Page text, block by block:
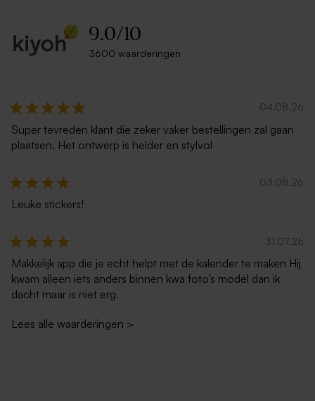
Envelop in ecru met
Zilveren enveloppe met
enveloppe met rechte klep
9.0/10
3600 waarderingen
04.08.26
Super tevreden klant die zeker vaker bestellingen zal gaan
plaatsen. Het ontwerp is helder en stylvol
03.08.26
Leuke stickers!
31.07.26
Makkelijk app die je echt helpt met de kalender te maken Hij
kwam alleen iets anders binnen kwa foto’s model dan ik
dacht maar is niet erg.
Lees alle waarderingen >